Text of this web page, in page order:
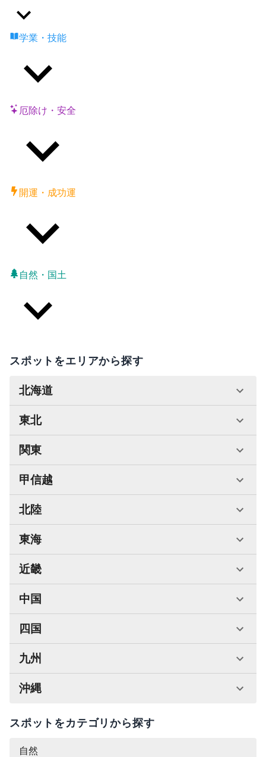
学業・技能
厄除け・安全
開運・成功運
自然・国土
スポットをエリアから探す
北海道
東北
関東
甲信越
北陸
東海
近畿
中国
四国
九州
沖縄
スポットをカテゴリから探す
自然